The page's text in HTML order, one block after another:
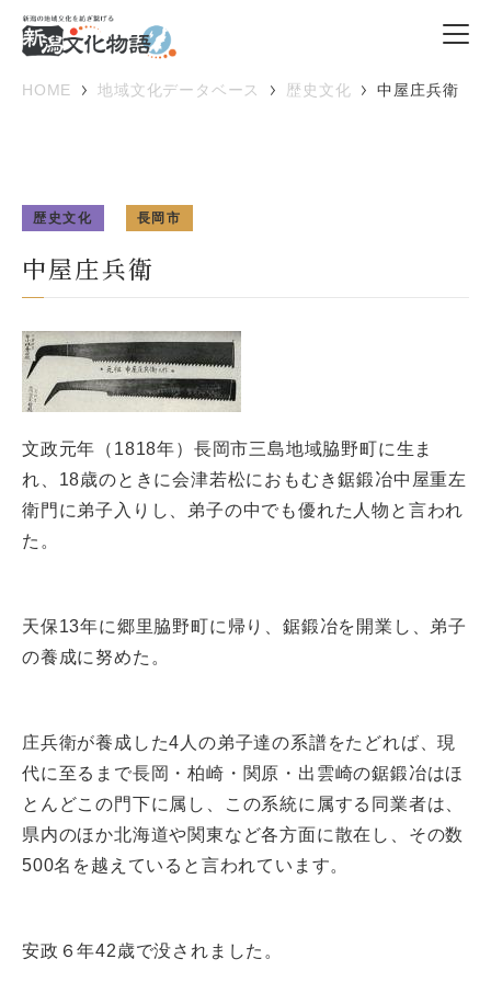
HOME 地域文化データベース 歴史文化 中屋庄兵衛
歴史文化 長岡市
中屋庄兵衛
文政元年（1818年）長岡市三島地域脇野町に生ま
れ、18歳のときに会津若松におもむき鋸鍛冶中屋重左
衛門に弟子入りし、弟子の中でも優れた人物と言われ
た。
天保13年に郷里脇野町に帰り、鋸鍛冶を開業し、弟子
の養成に努めた。
庄兵衛が養成した4人の弟子達の系譜をたどれば、現
代に至るまで長岡・柏崎・関原・出雲崎の鋸鍛冶はほ
とんどこの門下に属し、この系統に属する同業者は、
県内のほか北海道や関東など各方面に散在し、その数
500名を越えていると言われています。
安政６年42歳で没されました。